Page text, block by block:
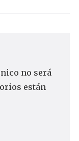
no será
están